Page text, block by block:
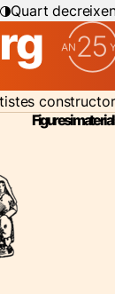
Quart
Figures i